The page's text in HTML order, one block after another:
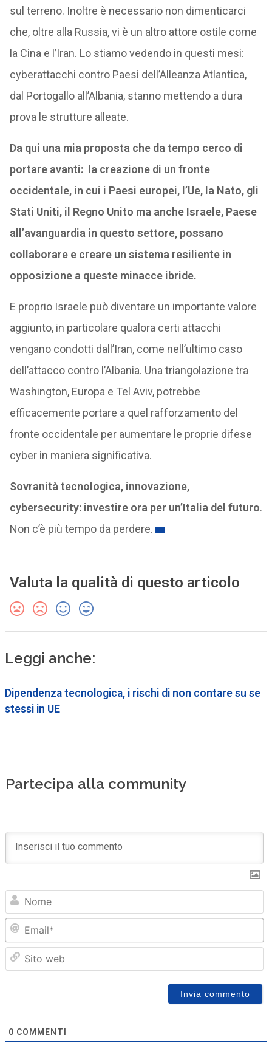
sul terreno. Inoltre è necessario non dimenticarci
che, oltre alla Russia, vi è un altro attore ostile come
la Cina e l’Iran. Lo stiamo vedendo in questi mesi:
cyberattacchi contro Paesi dell’Alleanza Atlantica,
dal Portogallo all’Albania, stanno mettendo a dura
prova le strutture alleate.
Da qui una mia proposta che da tempo cerco di
portare avanti: la creazione di un fronte
occidentale, in cui i Paesi europei, l’Ue, la Nato, gli
Stati Uniti, il Regno Unito ma anche Israele, Paese
all’avanguardia in questo settore, possano
collaborare e creare un sistema resiliente in
opposizione a queste minacce ibride.
E proprio Israele può diventare un importante valore
aggiunto, in particolare qualora certi attacchi
vengano condotti dall’Iran, come nell’ultimo caso
dell’attacco contro l’Albania. Una triangolazione tra
Washington, Europa e Tel Aviv, potrebbe
efficacemente portare a quel rafforzamento del
fronte occidentale per aumentare le proprie difese
cyber in maniera significativa.
Sovranità tecnologica, innovazione,
cybersecurity: investire ora per un’Italia del futuro.
Non c’è più tempo da perdere.
Valuta la qualità di questo articolo
Leggi anche:
Dipendenza tecnologica, i rischi di non contare su se
stessi in UE
Partecipa alla community
0 COMMENTI